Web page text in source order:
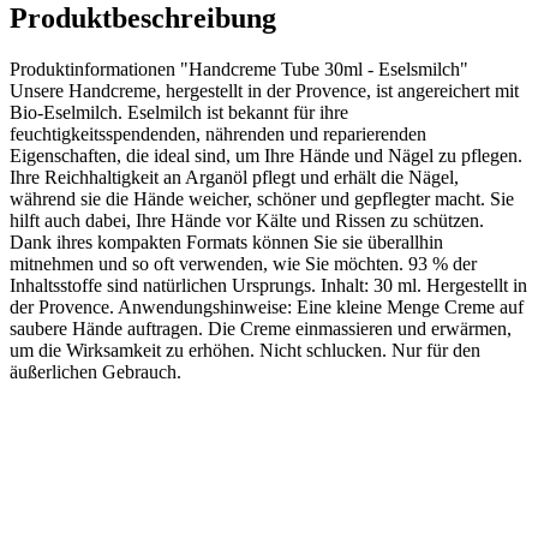
Produktbeschreibung
Produktinformationen "Handcreme Tube 30ml - Eselsmilch"
Unsere Handcreme, hergestellt in der Provence, ist angereichert mit
Bio-Eselmilch. Eselmilch ist bekannt für ihre
feuchtigkeitsspendenden, nährenden und reparierenden
Eigenschaften, die ideal sind, um Ihre Hände und Nägel zu pflegen.
Ihre Reichhaltigkeit an Arganöl pflegt und erhält die Nägel,
während sie die Hände weicher, schöner und gepflegter macht. Sie
hilft auch dabei, Ihre Hände vor Kälte und Rissen zu schützen.
Dank ihres kompakten Formats können Sie sie überallhin
mitnehmen und so oft verwenden, wie Sie möchten. 93 % der
Inhaltsstoffe sind natürlichen Ursprungs. Inhalt: 30 ml. Hergestellt in
der Provence. Anwendungshinweise: Eine kleine Menge Creme auf
saubere Hände auftragen. Die Creme einmassieren und erwärmen,
um die Wirksamkeit zu erhöhen. Nicht schlucken. Nur für den
äußerlichen Gebrauch.